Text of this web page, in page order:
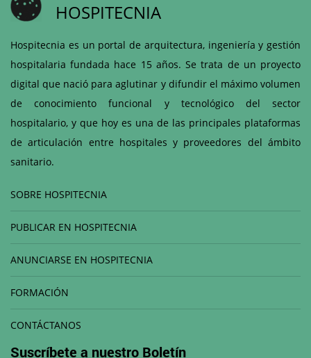
HOSPITECNIA
Hospitecnia es un portal de arquitectura, ingeniería y gestión
hospitalaria fundada hace 15 años. Se trata de un proyecto
digital que nació para aglutinar y difundir el máximo volumen
de conocimiento funcional y tecnológico del sector
hospitalario, y que hoy es una de las principales plataformas
de articulación entre hospitales y proveedores del ámbito
sanitario.
SOBRE HOSPITECNIA
PUBLICAR EN HOSPITECNIA
ANUNCIARSE EN HOSPITECNIA
FORMACIÓN
CONTÁCTANOS
Suscríbete a nuestro Boletín